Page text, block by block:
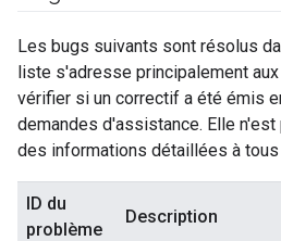
Les bugs suivants sont résolus
liste s'adresse principalement
vérifier si un correctif a été émis
demandes d'assistance. Elle
des informations détaillées à
ID du
problème
Description